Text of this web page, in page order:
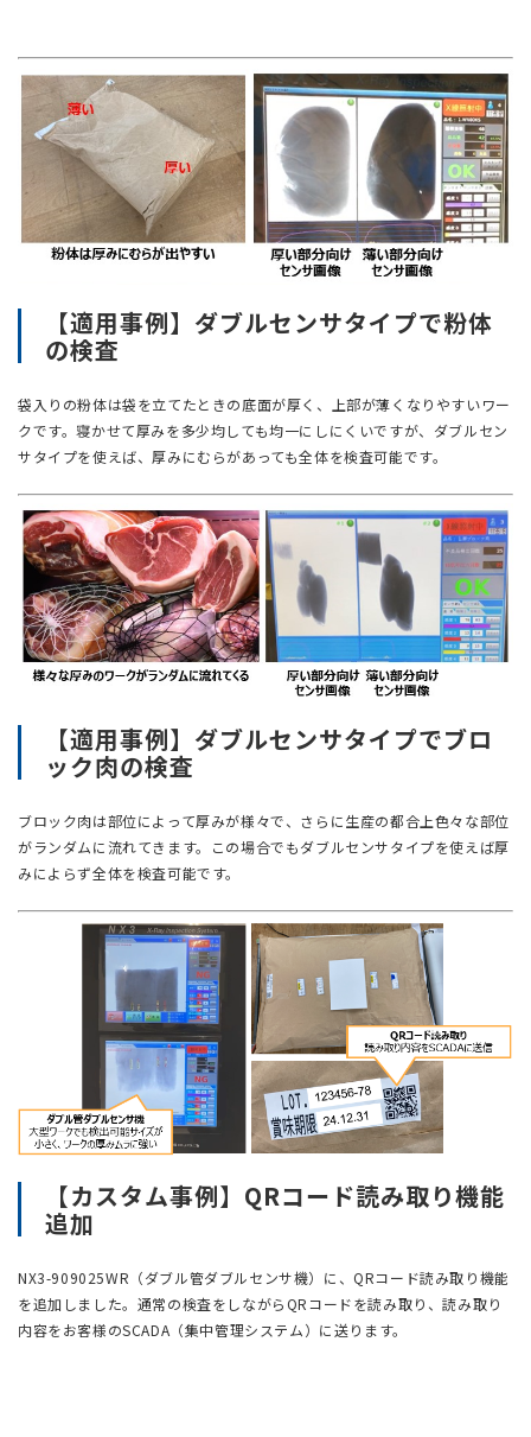
【適用事例】ダブルセンサタイプで粉体
の検査
袋入りの粉体は袋を立てたときの底面が厚く、上部が薄くなりやすいワー
クです。寝かせて厚みを多少均しても均一にしにくいですが、ダブルセン
サタイプを使えば、厚みにむらがあっても全体を検査可能です。
【適用事例】ダブルセンサタイプでブロ
ック肉の検査
ブロック肉は部位によって厚みが様々で、さらに生産の都合上色々な部位
がランダムに流れてきます。この場合でもダブルセンサタイプを使えば厚
みによらず全体を検査可能です。
【カスタム事例】QRコード読み取り機能
追加
NX3-909025WR（ダブル管ダブルセンサ機）に、QRコード読み取り機能
を追加しました。通常の検査をしながらQRコードを読み取り、読み取り
内容をお客様のSCADA（集中管理システム）に送ります。